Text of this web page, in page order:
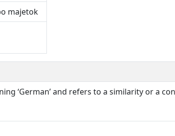
majetok
‘German’ and refers to a similarity or a